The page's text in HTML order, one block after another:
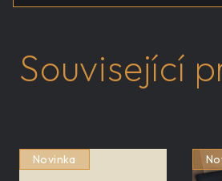
Související
Novinka